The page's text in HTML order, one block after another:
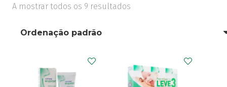
A mostrar todos os 9 resultados